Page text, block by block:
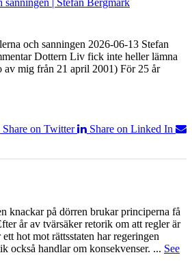
sanningen | Stefan Bergmark
och sanningen 2026-06-13 Stefan
Dottern Liv fick inte heller lämna
av mig från 21 april 2001) För 25 år
Share on Twitter
Share on Linked In
knackar på dörren brukar principerna få
år av tvärsäker retorik om att regler är
hot mot rättsstaten har regeringen
också handlar om konsekvenser. ... See